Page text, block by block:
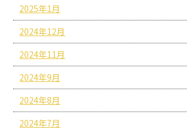
2025年1月
2024年12月
2024年11月
2024年9月
2024年8月
2024年7月